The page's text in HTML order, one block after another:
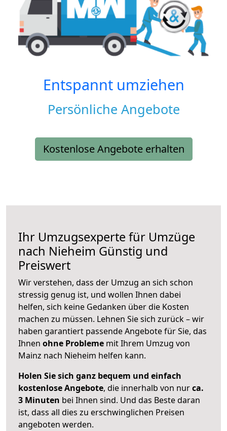
Entspannt umziehen
Persönliche Angebote
Kostenlose Angebote erhalten
Ihr Umzugsexperte für Umzüge
nach Nieheim Günstig und
Preiswert
Wir verstehen, dass der Umzug an sich schon
stressig genug ist, und wollen Ihnen dabei
helfen, sich keine Gedanken über die Kosten
machen zu müssen. Lehnen Sie sich zurück – wir
haben garantiert passende Angebote für Sie, das
Ihnen ohne Probleme mit Ihrem Umzug von
Mainz nach Nieheim helfen kann.
Holen Sie sich ganz bequem und einfach
kostenlose Angebote, die innerhalb von nurca.
3 Minuten bei Ihnen sind. Und das Beste daran
ist, dass all dies zu erschwinglichen Preisen
angeboten werden.